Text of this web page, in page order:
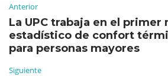
Anterior
La UPC trabaja en el primer
estadístico de confort
para personas mayores
Siguiente